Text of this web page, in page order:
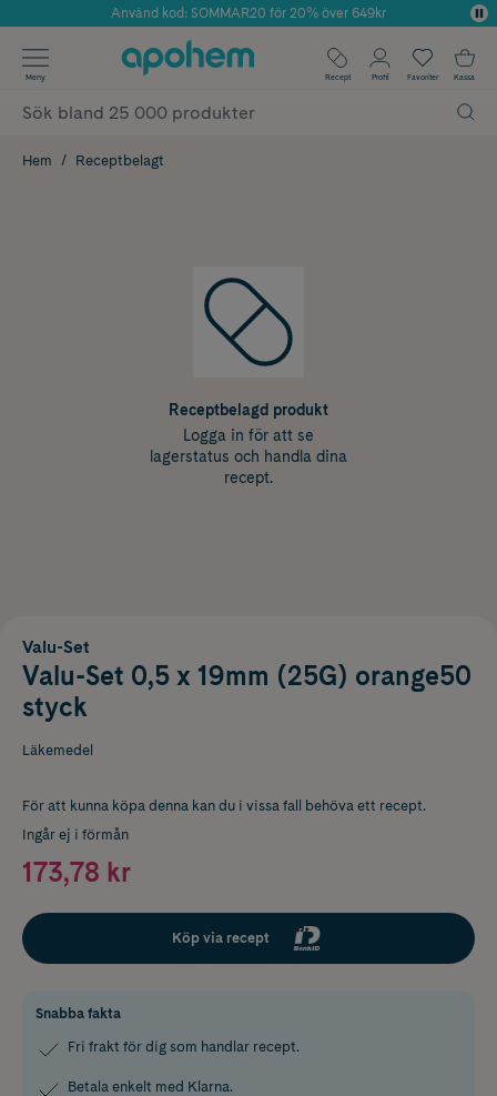
Årets Butik 2025 inom Skönhet
Använd kod: SOMMAR20 för 20% över 649kr
✓ Fri frakt
✓ Poäng på alla köp*
Meny Recept Profil Favoriter Kassa
Hem Receptbelagt
Receptbelagd produkt
Logga in för att se
lagerstatus och handla dina
recept.
Valu-Set
Valu-Set 0,5 x 19mm (25G) orange50
styck
Läkemedel
För att kunna köpa denna kan du i vissa fall behöva ett recept.
Ingår ej i förmån
173,78 kr
Köp via recept
Snabba fakta
Fri frakt för dig som handlar recept.
Betala enkelt med Klarna.